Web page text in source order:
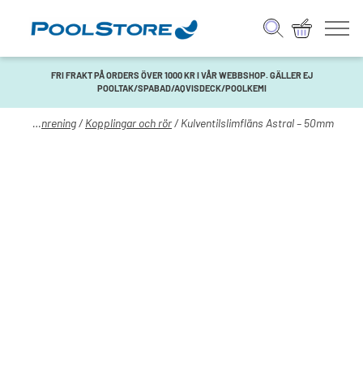
FRI FRAKT PÅ ORDERS ÖVER 1000 KR I VÅR WEBBSHOP. GÄLLER EJ
POOLTAK/SPABAD/AQVISDECK/POOLKEMI
Vattenrening/Kopplingar och rör/ Kulventilslimfläns Astral – 50mm